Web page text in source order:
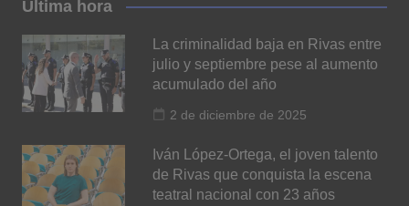
Última hora
La criminalidad baja en Rivas entre
julio y septiembre pese al aumento
acumulado del año
2 de diciembre de 2025
Iván López-Ortega, el joven talento
de Rivas que conquista la escena
teatral nacional con 23 años